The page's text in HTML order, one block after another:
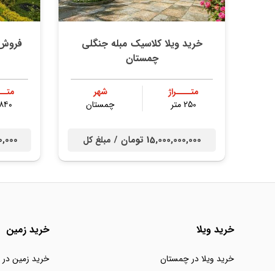
خرید ویلا کلاسیک مبله جنگلی
چمستان
متــــراژ
250 متر
شهر
چمستان
15,000,000,000 تومان / مبلغ کل
۸۴۰ متر
خرید ویلا
خرید ویلا در چمستان
خرید زمین
خرید زمین